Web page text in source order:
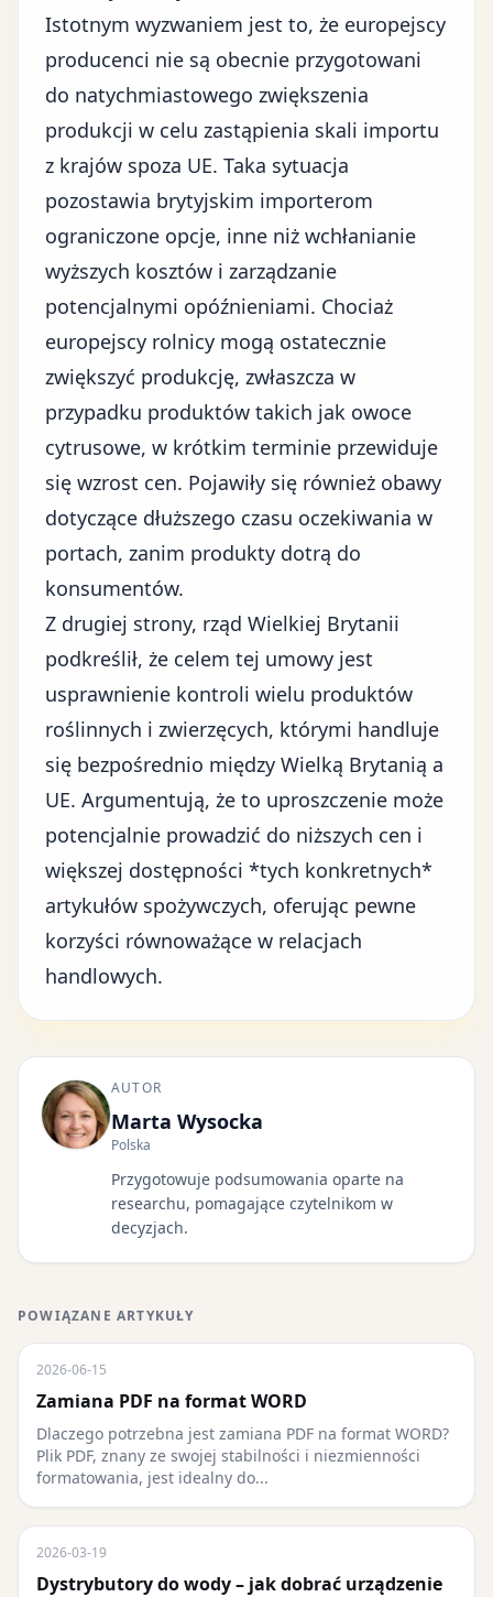
Istotnym wyzwaniem jest to, że europejscy
producenci nie są obecnie przygotowani
do natychmiastowego zwiększenia
produkcji w celu zastąpienia skali importu
z krajów spoza UE. Taka sytuacja
pozostawia brytyjskim importerom
ograniczone opcje, inne niż wchłanianie
wyższych kosztów i zarządzanie
potencjalnymi opóźnieniami. Chociaż
europejscy rolnicy mogą ostatecznie
zwiększyć produkcję, zwłaszcza w
przypadku produktów takich jak owoce
cytrusowe, w krótkim terminie przewiduje
się wzrost cen. Pojawiły się również obawy
dotyczące dłuższego czasu oczekiwania w
portach, zanim produkty dotrą do
konsumentów.
Z drugiej strony, rząd Wielkiej Brytanii
podkreślił, że celem tej umowy jest
usprawnienie kontroli wielu produktów
roślinnych i zwierzęcych, którymi handluje
się bezpośrednio między Wielką Brytanią a
UE. Argumentują, że to uproszczenie może
potencjalnie prowadzić do niższych cen i
większej dostępności *tych konkretnych*
artykułów spożywczych, oferując pewne
korzyści równoważące w relacjach
handlowych.
AUTOR
Marta Wysocka
Polska
Przygotowuje podsumowania oparte na
researchu, pomagające czytelnikom w
decyzjach.
POWIĄZANE ARTYKUŁY
2026-06-15
Zamiana PDF na format WORD
Dlaczego potrzebna jest zamiana PDF na format WORD?
Plik PDF, znany ze swojej stabilności i niezmienności
formatowania, jest idealny do...
2026-03-19
Dystrybutory do wody – jak dobrać urządzenie